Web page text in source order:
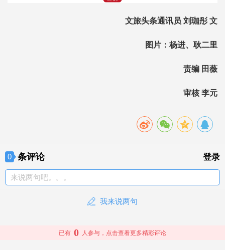
文旅头条通讯员 刘珈彤 文
图片：杨进、耿二里
责编 田薇
审核 李元
0 条评论 登录
来说两句吧。。。
我来说两句
已有 0 人参与，点击查看更多精彩评论